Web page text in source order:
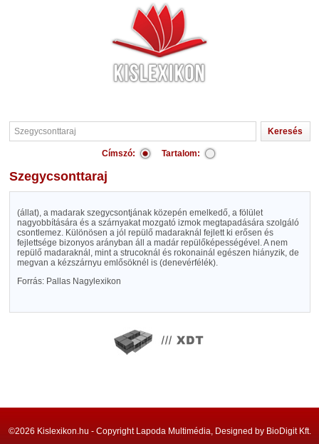
Címszó: Tartalom:
Szegycsonttaraj
(állat), a madarak szegycsontjának közepén emelkedő, a fölület
nagyobbítására és a szárnyakat mozgató izmok megtapadására szolgáló
csontlemez. Különösen a jól repülő madaraknál fejlett ki erősen és
fejlettsége bizonyos arányban áll a madár repülőképességével. A nem
repülő madaraknál, mint a strucoknál és rokonainál egészen hiányzik, de
megvan a kézszárnyu emlősöknél is (denevérfélék).
Forrás: Pallas Nagylexikon
©2026 Kislexikon.hu - Copyright Lapoda Multimédia, Designed by BioDigit Kft.